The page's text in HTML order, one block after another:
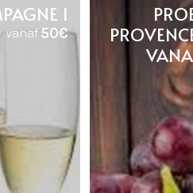
1 BOUTEILLE DE CHAMPAGNE
vanaf 50€